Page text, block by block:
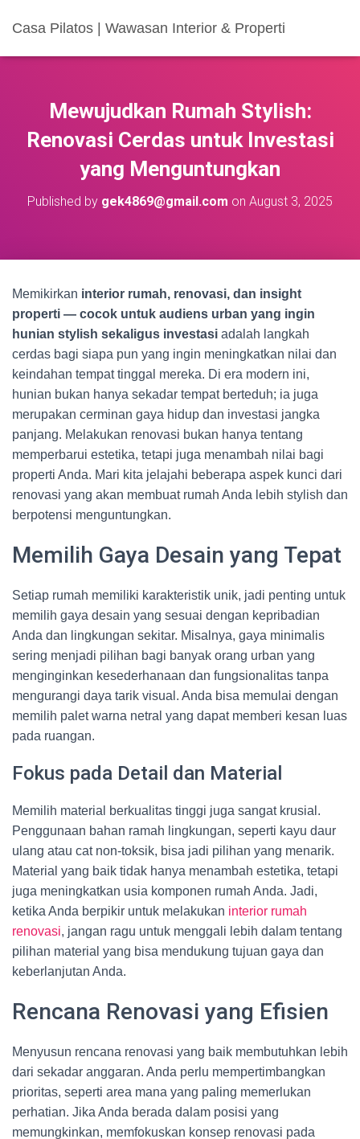
Casa Pilatos | Wawasan Interior & Properti
Mewujudkan Rumah Stylish:
Renovasi Cerdas untuk Investasi
yang Menguntungkan
Published by gek4869@gmail.com on August 3, 2025
Memikirkan interior rumah, renovasi, dan insight
properti — cocok untuk audiens urban yang ingin
hunian stylish sekaligus investasi adalah langkah
cerdas bagi siapa pun yang ingin meningkatkan nilai dan
keindahan tempat tinggal mereka. Di era modern ini,
hunian bukan hanya sekadar tempat berteduh; ia juga
merupakan cerminan gaya hidup dan investasi jangka
panjang. Melakukan renovasi bukan hanya tentang
memperbarui estetika, tetapi juga menambah nilai bagi
properti Anda. Mari kita jelajahi beberapa aspek kunci dari
renovasi yang akan membuat rumah Anda lebih stylish dan
berpotensi menguntungkan.
Memilih Gaya Desain yang Tepat
Setiap rumah memiliki karakteristik unik, jadi penting untuk
memilih gaya desain yang sesuai dengan kepribadian
Anda dan lingkungan sekitar. Misalnya, gaya minimalis
sering menjadi pilihan bagi banyak orang urban yang
menginginkan kesederhanaan dan fungsionalitas tanpa
mengurangi daya tarik visual. Anda bisa memulai dengan
memilih palet warna netral yang dapat memberi kesan luas
pada ruangan.
Fokus pada Detail dan Material
Memilih material berkualitas tinggi juga sangat krusial.
Penggunaan bahan ramah lingkungan, seperti kayu daur
ulang atau cat non-toksik, bisa jadi pilihan yang menarik.
Material yang baik tidak hanya menambah estetika, tetapi
juga meningkatkan usia komponen rumah Anda. Jadi,
ketika Anda berpikir untuk melakukan interior rumah
renovasi, jangan ragu untuk menggali lebih dalam tentang
pilihan material yang bisa mendukung tujuan gaya dan
keberlanjutan Anda.
Rencana Renovasi yang Efisien
Menyusun rencana renovasi yang baik membutuhkan lebih
dari sekadar anggaran. Anda perlu mempertimbangkan
prioritas, seperti area mana yang paling memerlukan
perhatian. Jika Anda berada dalam posisi yang
memungkinkan, memfokuskan konsep renovasi pada